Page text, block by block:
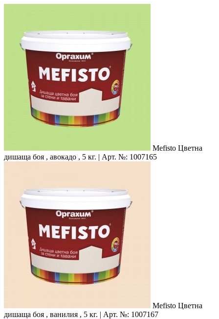
Mefisto Цветна
дишаща боя , авокадо , 5 кг. | Арт. №: 1007165
Mefisto Цветна
дишаща боя , ванилия , 5 кг. | Арт. №: 1007167